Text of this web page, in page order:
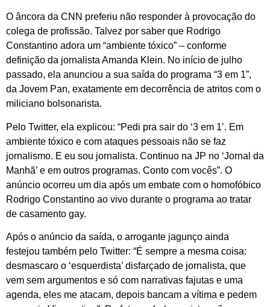
O âncora da CNN preferiu não responder à provocação do
colega de profissão. Talvez por saber que Rodrigo
Constantino adora um “ambiente tóxico” – conforme
definição da jornalista Amanda Klein. No início de julho
passado, ela anunciou a sua saída do programa “3 em 1”,
da Jovem Pan, exatamente em decorrência de atritos com o
miliciano bolsonarista.
Pelo Twitter, ela explicou: “Pedi pra sair do ‘3 em 1’. Em
ambiente tóxico e com ataques pessoais não se faz
jornalismo. E eu sou jornalista. Continuo na JP no ‘Jornal da
Manhã’ e em outros programas. Conto com vocês”. O
anúncio ocorreu um dia após um embate com o homofóbico
Rodrigo Constantino ao vivo durante o programa ao tratar
de casamento gay.
Após o anúncio da saída, o arrogante jagunço ainda
festejou também pelo Twitter: “É sempre a mesma coisa:
desmascaro o ‘esquerdista’ disfarçado de jornalista, que
vem sem argumentos e só com narrativas fajutas e uma
agenda, eles me atacam, depois bancam a vítima e pedem